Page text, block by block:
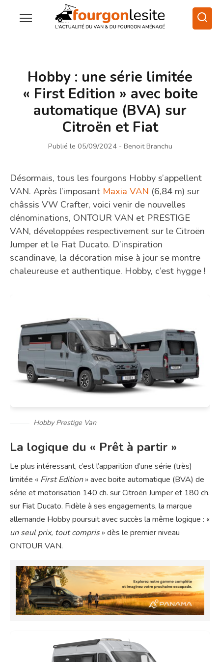
Hobby : une série limitée
« First Edition » avec boite
automatique (BVA) sur
Citroën et Fiat
Publié le 05/09/2024 - Benoit Branchu
Désormais, tous les fourgons Hobby s’appellent
VAN. Après l’imposant Maxia VAN (6,84 m) sur
châssis VW Crafter, voici venir de nouvelles
dénominations, ONTOUR VAN et PRESTIGE
VAN, développées respectivement sur le Citroën
Jumper et le Fiat Ducato. D’inspiration
scandinave, la décoration mise à jour se montre
chaleureuse et authentique. Hobby, c’est hygge !
Hobby Prestige Van
La logique du « Prêt à partir »
Le plus intéressant, c’est l’apparition d’une série (très)
limitée « First Edition» avec boite automatique (BVA) de
série et motorisation 140 ch. sur Citroën Jumper et 180 ch.
sur Fiat Ducato. Fidèle à ses engagements, la marque
allemande Hobby poursuit avec succès la même logique : «
un seul prix, tout compris» dès le premier niveau
ONTOUR VAN.